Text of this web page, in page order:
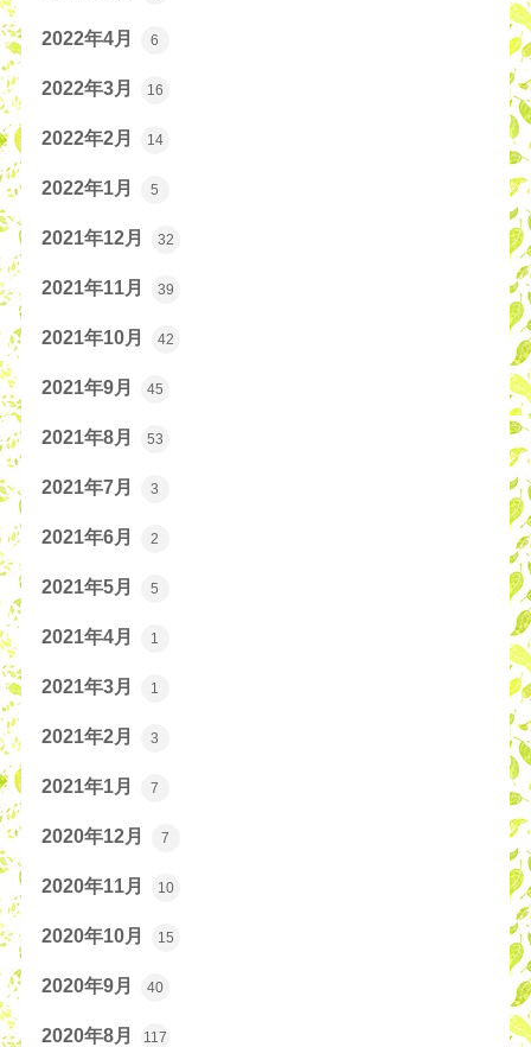
2022年4月 6
2022年3月 16
2022年2月 14
2022年1月 5
2021年12月 32
2021年11月 39
2021年10月 42
2021年9月 45
2021年8月 53
2021年7月 3
2021年6月 2
2021年5月 5
2021年4月 1
2021年3月 1
2021年2月 3
2021年1月 7
2020年12月 7
2020年11月 10
2020年10月 15
2020年9月 40
2020年8月 117